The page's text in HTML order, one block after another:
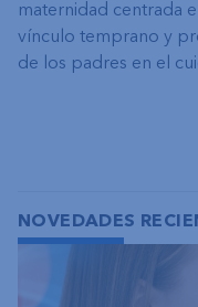
maternidad centrada
vínculo temprano y
de los padres en el
NOVEDADES